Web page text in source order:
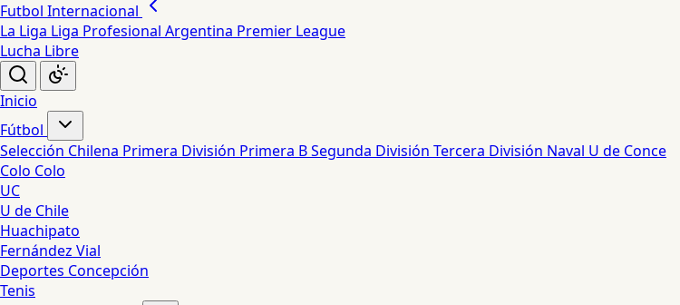
Futbol Internacional
La Liga Liga Profesional Argentina Premier League
Lucha Libre
Inicio
Fútbol
Selección Chilena Primera División Primera BSegunda División Tercera División Naval U de Conce
Colo Colo
UC
U de Chile
Huachipato
Fernández Vial
Deportes Concepción
Tenis